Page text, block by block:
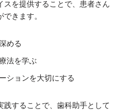
スを提供することで、患者さん
きます。
める
法を学ぶ
ションを大切にする
することで、歯科助手として